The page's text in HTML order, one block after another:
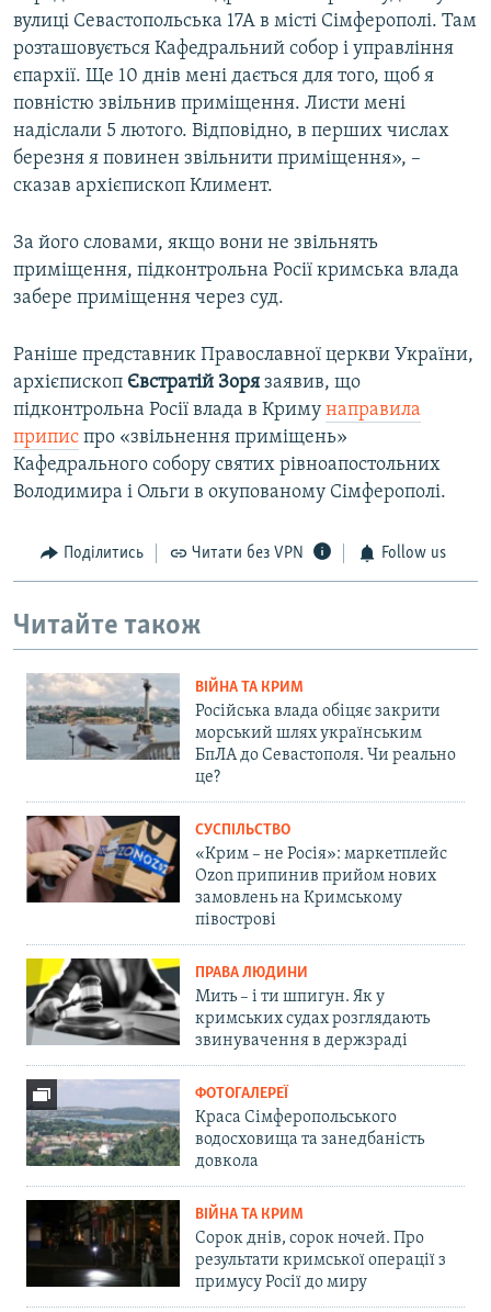
вулиці Севастопольська 17А в місті Сімферополі. Там
розташовується Кафедральний собор і управління
єпархії. Ще 10 днів мені дається для того, щоб я
повністю звільнив приміщення. Листи мені
надіслали 5 лютого. Відповідно, в перших числах
березня я повинен звільнити приміщення», –
сказав архієпископ Климент.
За його словами, якщо вони не звільнять
приміщення, підконтрольна Росії кримська влада
забере приміщення через суд.
Раніше представник Православної церкви України,
архієпископ Євстратій Зоря заявив, що
підконтрольна Росії влада в Криму направила
припис про «звільнення приміщень»
Кафедрального собору святих рівноапостольних
Володимира і Ольги в окупованому Сімферополі.
Поділитись Читати без VPN Follow us
Читайте також
ВІЙНА ТА КРИМ
Російська влада обіцяє закрити
морський шлях українським
БпЛА до Севастополя. Чи реально
це?
СУСПІЛЬСТВО
«Крим – не Росія»: маркетплейс
Ozon припинив прийом нових
замовлень на Кримському
півострові
ПРАВА ЛЮДИНИ
Мить – і ти шпигун. Як у
кримських судах розглядають
звинувачення в держзраді
ФОТОГАЛЕРЕЇ
Краса Сімферопольського
водосховища та занедбаність
довкола
ВІЙНА ТА КРИМ
Сорок днів, сорок ночей. Про
результати кримської операції з
примусу Росії до миру